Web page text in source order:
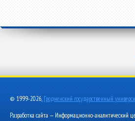
© 1999-2026, Гродненский государственный
Разработка сайта — Информационно-аналитический